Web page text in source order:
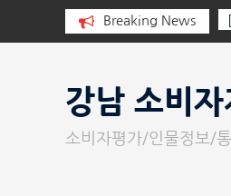
Breaking News
동백호수공원 자선 바자회 수익금
전달
강남 소비자
소비자평가/인물정보/